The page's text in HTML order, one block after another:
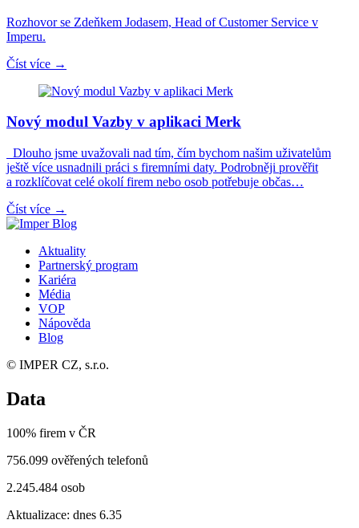
Rozhovor se Zdeňkem Jodasem, Head of Customer Service v
Imperu.
Číst více →
Nový modul Vazby v aplikaci Merk
Dlouho jsme uvažovali nad tím, čím bychom našim uživatelům
ještě více usnadnili práci s firemními daty. Podrobněji prověřit
a rozklíčovat celé okolí firem nebo osob potřebuje občas…
Číst více →
Aktuality
Partnerský program
Kariéra
Média
VOP
Nápověda
Blog
© IMPER CZ, s.r.o.
Data
100% firem v ČR
756.099 ověřených telefonů
2.245.484 osob
Aktualizace: dnes 6.35